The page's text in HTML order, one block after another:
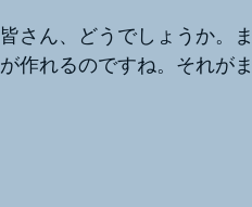
皆さん、どうでしょうか。
が作れるのですね。それが